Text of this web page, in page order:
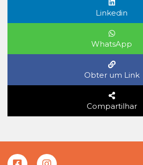
Linkedin
WhatsApp
Obter um Link
Compartilhar